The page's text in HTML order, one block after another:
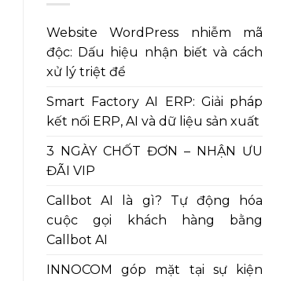
Website WordPress nhiễm mã
độc: Dấu hiệu nhận biết và cách
xử lý triệt để
Smart Factory AI ERP: Giải pháp
kết nối ERP, AI và dữ liệu sản xuất
3 NGÀY CHỐT ĐƠN – NHẬN ƯU
ĐÃI VIP
Callbot AI là gì? Tự động hóa
cuộc gọi khách hàng bằng
Callbot AI
INNOCOM góp mặt tại sự kiện